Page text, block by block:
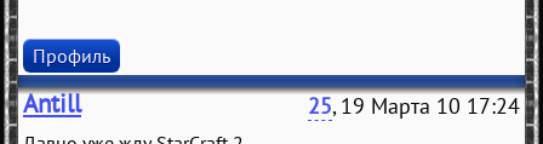
Профиль
Antill 25, 19 Марта 10 17:24